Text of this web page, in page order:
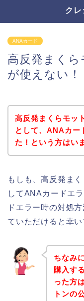
ク
ANAカード
高反発まく
が使えない！
高反発まくらモッ
として、ANAカー
た！という方はい
もしも、高反発ま
してANAカードエ
ドエラー時の対処
ていただけると幸い
ちなみ
購入す
った方
トンの